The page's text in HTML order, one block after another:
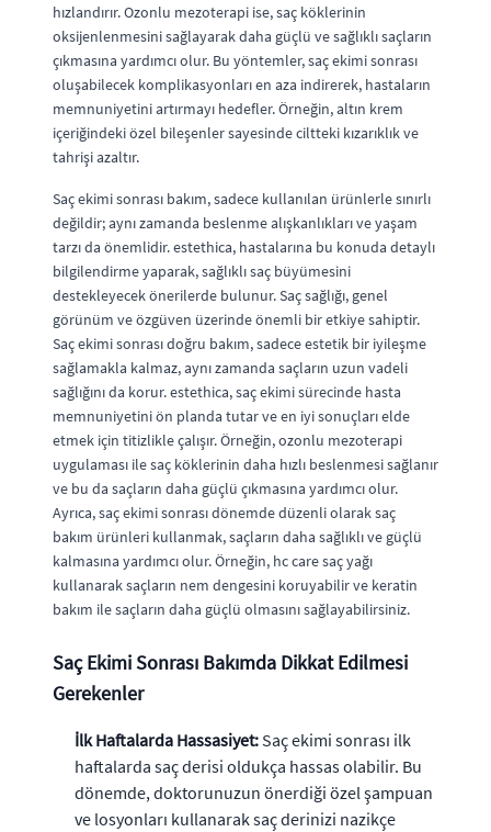
hızlandırır. Ozonlu mezoterapi ise, saç köklerinin
oksijenlenmesini sağlayarak daha güçlü ve sağlıklı saçların
çıkmasına yardımcı olur. Bu yöntemler, saç ekimi sonrası
oluşabilecek komplikasyonları en aza indirerek, hastaların
memnuniyetini artırmayı hedefler. Örneğin, altın krem
içeriğindeki özel bileşenler sayesinde ciltteki kızarıklık ve
tahrişi azaltır.
Saç ekimi sonrası bakım, sadece kullanılan ürünlerle sınırlı
değildir; aynı zamanda beslenme alışkanlıkları ve yaşam
tarzı da önemlidir. estethica, hastalarına bu konuda detaylı
bilgilendirme yaparak, sağlıklı saç büyümesini
destekleyecek önerilerde bulunur. Saç sağlığı, genel
görünüm ve özgüven üzerinde önemli bir etkiye sahiptir.
Saç ekimi sonrası doğru bakım, sadece estetik bir iyileşme
sağlamakla kalmaz, aynı zamanda saçların uzun vadeli
sağlığını da korur. estethica, saç ekimi sürecinde hasta
memnuniyetini ön planda tutar ve en iyi sonuçları elde
etmek için titizlikle çalışır. Örneğin, ozonlu mezoterapi
uygulaması ile saç köklerinin daha hızlı beslenmesi sağlanır
ve bu da saçların daha güçlü çıkmasına yardımcı olur.
Ayrıca, saç ekimi sonrası dönemde düzenli olarak saç
bakım ürünleri kullanmak, saçların daha sağlıklı ve güçlü
kalmasına yardımcı olur. Örneğin, hc care saç yağı
kullanarak saçların nem dengesini koruyabilir ve keratin
bakım ile saçların daha güçlü olmasını sağlayabilirsiniz.
Saç Ekimi Sonrası Bakımda Dikkat Edilmesi
Gerekenler
İlk Haftalarda Hassasiyet: Saç ekimi sonrası ilk
haftalarda saç derisi oldukça hassas olabilir. Bu
dönemde, doktorunuzun önerdiği özel şampuan
ve losyonları kullanarak saç derinizi nazikçe